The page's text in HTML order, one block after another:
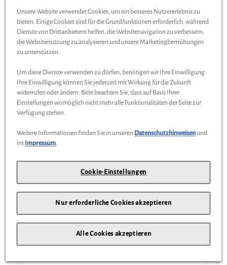
Wird auch oft von Kunden gekauft
Mercedes-Benz Cap
statt21,90 €
17,90 €
Unsere Website verwendet Cookies, um ein besseres Nutzererlebnis zu
bieten. Einige Cookies sind für die Grundfunktionen erforderlich, während
Dienste von Drittanbietern helfen, die Websitenavigation zu verbessern,
die Websitenutzung zu analysieren und unsere Marketingbemühungen
zu unterstützen.
Um diese Dienste verwenden zu dürfen, benötigen wir Ihre Einwilligung.
Ihre Einwilligung können Sie jederzeit mit Wirkung für die Zukunft
widerrufen oder ändern. Bitte beachten Sie, dass auf Basis Ihrer
Einstellungen womöglich nicht mehr alle Funktionalitäten der Seite zur
Verfügung stehen.
Weitere Informationen finden Sie in unseren Datenschutzhinweisen und
im Impressum.
Cookie-Einstellungen
Nur erforderliche Cookies akzeptieren
Alle Cookies akzeptieren